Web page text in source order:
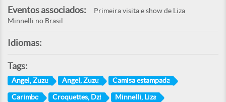
Eventos associados:
Primeira visita e show de Liza
Minnelli no Brasil
Idiomas:
Tags:
Angel, Zuzu Angel, Zuzu Camisa estampada
Carimbo Croquettes, Dzi Minnelli, Liza